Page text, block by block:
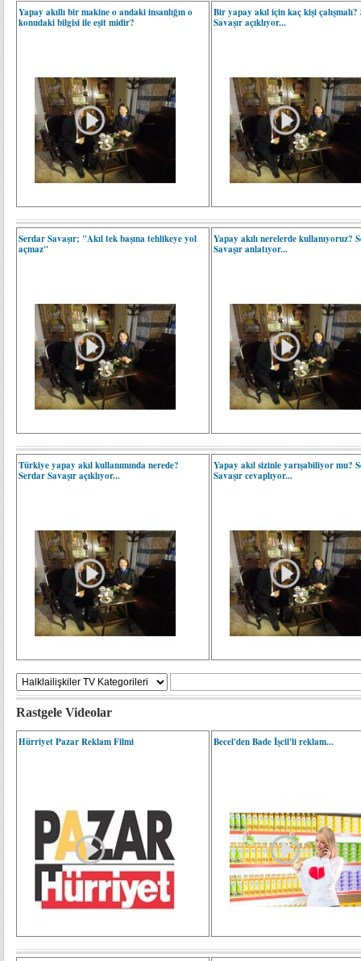
Yapay akıllı bir makine o andaki insanlığın o
konudaki bilgisi ile eşit midir?
Bir yapay akıl için kaç kişi
Savaşır açıklıyor...
Serdar Savaşır; "Akıl tek başına tehlikeye yol
açmaz"
Yapay akılı nerelerde kullanıyoruz?
Savaşır anlatıyor...
Türkiye yapay akıl kullanımında nerede?
Serdar Savaşır açıklıyor...
Yapay akıl sizinle yarışabiliyor mu?
Savaşır cevaplıyor...
Rastgele Videolar
Hürriyet Pazar Reklam Filmi Becel'den Bade İşcil'li reklam...